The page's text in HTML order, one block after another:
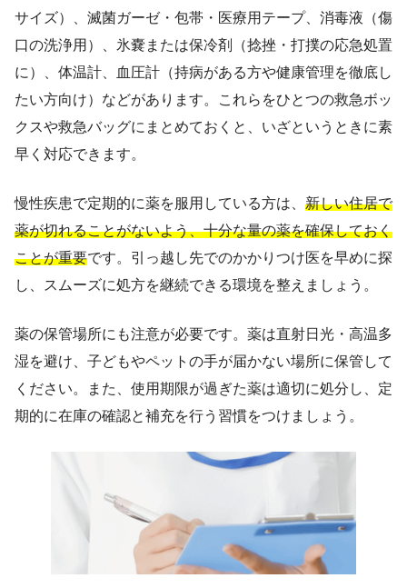
サイズ）、滅菌ガーゼ・包帯・医療用テープ、消毒液（傷
口の洗浄用）、氷嚢または保冷剤（捻挫・打撲の応急処置
に）、体温計、血圧計（持病がある方や健康管理を徹底し
たい方向け）などがあります。これらをひとつの救急ボッ
クスや救急バッグにまとめておくと、いざというときに素
早く対応できます。
慢性疾患で定期的に薬を服用している方は、 新しい住居で
薬が切れることがないよう、十分な量の薬を確保しておく
ことが重要です。引っ越し先でのかかりつけ医を早めに探
し、スムーズに処方を継続できる環境を整えましょう。
薬の保管場所にも注意が必要です。薬は直射日光・高温多
湿を避け、子どもやペットの手が届かない場所に保管して
ください。また、使用期限が過ぎた薬は適切に処分し、定
期的に在庫の確認と補充を行う習慣をつけましょう。